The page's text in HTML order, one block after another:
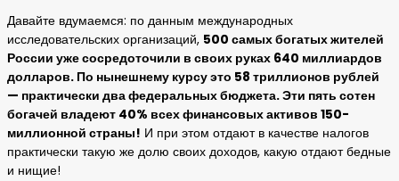
Давайте вдумаемся: по данным международных
исследовательских организаций, 500 самых богатых жителей
России уже сосредоточили в своих руках 640 миллиардов
долларов. По нынешнему курсу это 58 триллионов рублей
— практически два федеральных бюджета. Эти пять сотен
богачей владеют 40% всех финансовых активов 150-
миллионной страны! И при этом отдают в качестве налогов
практически такую же долю своих доходов, какую отдают бедные
и нищие!